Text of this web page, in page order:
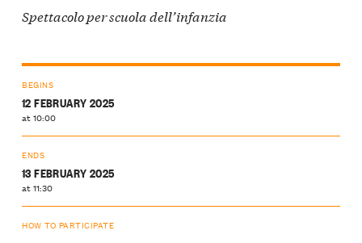
Spettacolo per scuola dell’infanzia
BEGINS
12 FEBRUARY 2025
at 10:00
ENDS
13 FEBRUARY 2025
at 11:30
HOW TO PARTICIPATE